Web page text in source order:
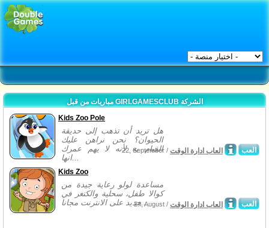
مباريات من قبل GIRLGAMESCLUB الشركة
Kids Zoo Pole
هل تريد أن تذهب إلى حديقة
الحيوان؟ نحن نراهن عليك
القيام به لأنه لا يهم عمرك
انها...
العب 22, September / العاب ادارة الوقت
Kids Zoo
مساعدة لولو رعاية جيدة من
كوالا طفل، سحلية والكنغر في
جديد على الانترنت مجانا...
العب 24, August / العاب ادارة الوقت